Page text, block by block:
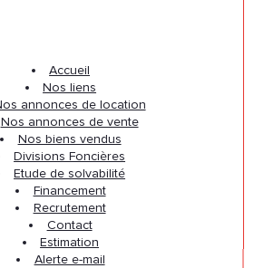
Accueil
Nos liens
annonces de location
Nos annonces de vente
Nos biens vendus
Divisions Foncières
Etude de solvabilité
Financement
Recrutement
Contact
Estimation
Alerte e-mail